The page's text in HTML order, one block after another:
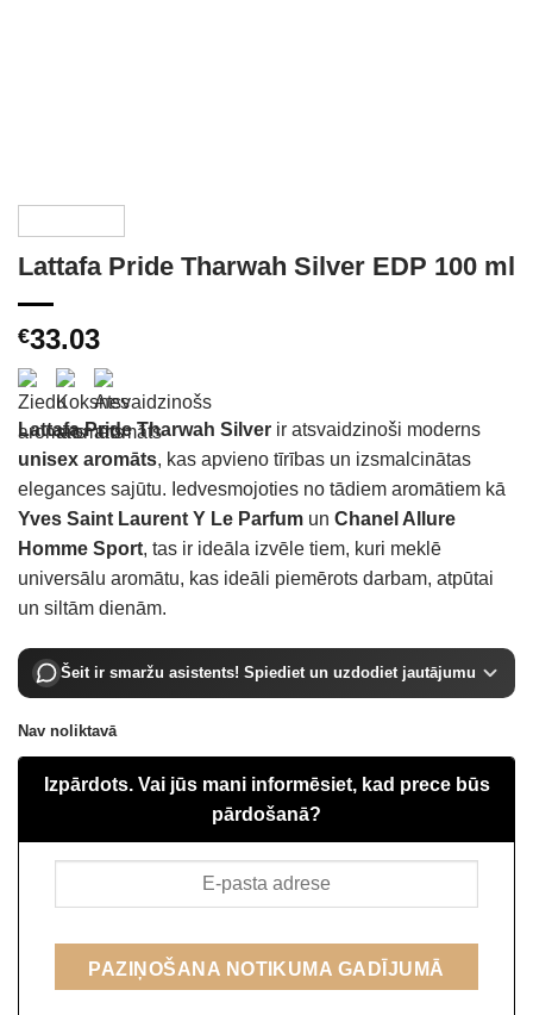
Lattafa Pride Tharwah Silver EDP 100 ml
€33.03
Lattafa Pride Tharwah Silver ir atsvaidzinoši moderns
unisex aromāts, kas apvieno tīrības un izsmalcinātas
elegances sajūtu. Iedvesmojoties no tādiem aromātiem kā
Yves Saint Laurent Y Le Parfum un Chanel Allure
Homme Sport, tas ir ideāla izvēle tiem, kuri meklē
universālu aromātu, kas ideāli piemērots darbam, atpūtai
un siltām dienām.
Šeit ir smaržu asistents! Spiediet un uzdodiet jautājumu
Nav noliktavā
Izpārdots. Vai jūs mani informēsiet, kad prece būs
pārdošanā?
PAZIŅOŠANA NOTIKUMA GADĪJUMĀ